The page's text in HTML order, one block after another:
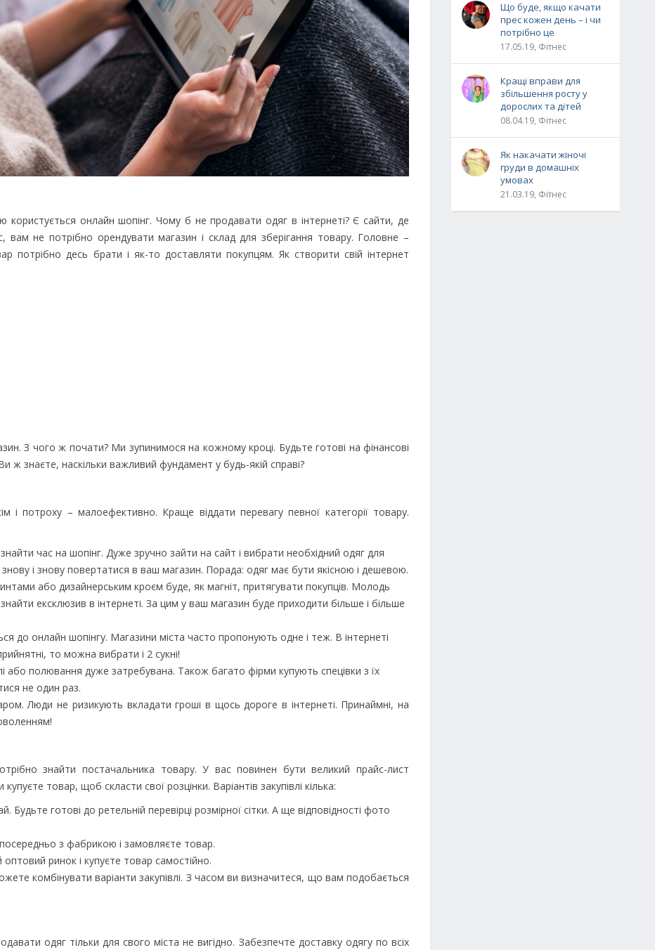
користується онлайн шопінг. Чому б не продавати одяг в інтернеті? Є сайти, де
не потрібно орендувати магазин і склад для зберігання товару. Головне –
потрібно десь брати і як-то доставляти покупцям. Як створити свій інтернет
З чого ж почати? Ми зупинимося на кожному кроці. Будьте готові на фінансові
ж знаєте, наскільки важливий фундамент у будь-якій справі?
і потроху – малоефективно. Краще віддати перевагу певної категорії товару.
час на шопінг. Дуже зручно зайти на сайт і вибрати необхідний одяг для
і знову повертатися в ваш магазин. Порада: одяг має бути якісною і дешевою.
або дизайнерським кроєм буде, як магніт, притягувати покупців. Молодь
ексклюзив в інтернеті. За цим у ваш магазин буде приходити більше і більше
до онлайн шопінгу. Магазини міста часто пропонують одне і теж. В інтернеті
то можна вибрати і 2 сукні!
або полювання дуже затребувана. Також багато фірми купують спецівки з їх
не один раз.
Люди не ризикують вкладати гроші в щось дороге в інтернеті. Принаймні, на
знайти постачальника товару. У вас повинен бути великий прайс-лист
товар, щоб скласти свої розцінки. Варіантів закупівлі кілька:
готові до ретельній перевірці розмірної сітки. А ще відповідності фото
з фабрикою і замовляєте товар.
оптовий ринок і купуєте товар самостійно.
комбінувати варіанти закупівлі. З часом ви визначитеся, що вам подобається
одяг тільки для свого міста не вигідно. Забезпечте доставку одягу по всіх
Що буде, якщо качати
прес кожен день – і чи
потрібно це
17.05.19, Фітнес
Кращі вправи для
збільшення росту у
дорослих та дітей
08.04.19, Фітнес
Як накачати жіночі
груди в домашніх
умовах
21.03.19, Фітнес